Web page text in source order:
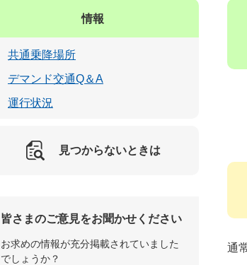
本
通
情報
共通乗降場所
デマンド交通Q＆A
運行状況
見つからないときは
皆さまのご意見をお聞かせください
お求めの情報が充分掲載されていました
でしょうか？